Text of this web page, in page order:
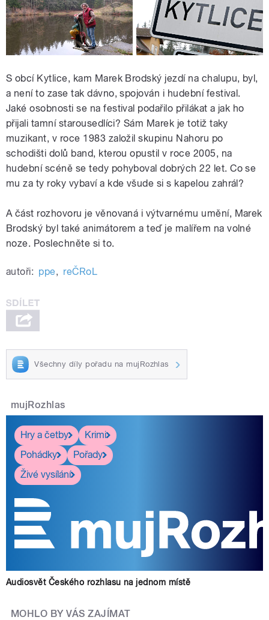
S obcí Kytlice, kam Marek Brodský jezdí na chalupu, byl,
a není to zase tak dávno, spojován i hudební festival.
Jaké osobnosti se na festival podařilo přilákat a jak ho
přijali tamní starousedlíci? Sám Marek je totiž taky
muzikant, v roce 1983 založil skupinu Nahoru po
schodišti dolů band, kterou opustil v roce 2005, na
hudební scéně se tedy pohyboval dobrých 22 let. Co se
mu za ty roky vybaví a kde všude si s kapelou zahrál?
A část rozhovoru je věnovaná i výtvarnému umění, Marek
Brodský byl také animátorem a teď je malířem na volné
noze. Poslechněte si to.
autoři: ppe, reČRoL
Všechny díly pořadu na mujRozhlas
mujRozhlas
Hry a četby
Krimi
Pohádky
Pořady
Živé vysílání
Audiosvět Českého rozhlasu na jednom místě
MOHLO BY VÁS ZAJÍMAT